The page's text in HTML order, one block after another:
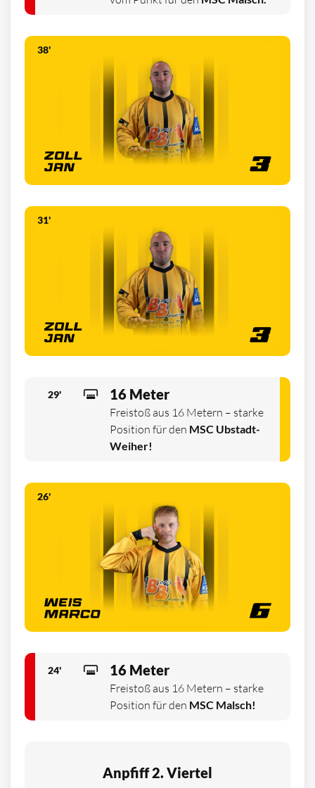
38'
31'
29' 16 Meter
Freistoß aus 16 Metern – starke
Position für den MSC Ubstadt-
Weiher!
26'
24' 16 Meter
Freistoß aus 16 Metern – starke
Position für den MSC Malsch!
Anpfiff 2. Viertel